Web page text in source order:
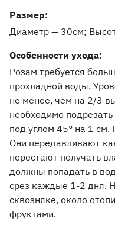
Pазмер:
Диаметр — 30см
Особенности ухода:
Розам требуется
прохладной воды.
не менее, чем на 2/3
необходимо
под углом 45° на 1 см.
Они передавливают
перестают получать
должны попадать в
срез каждые 1-2 дня.
сквозняке, около
фруктами.